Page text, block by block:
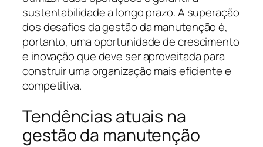
sustentabilidade a longo prazo. A superação
dos desafios da gestão da manutenção é,
portanto, uma oportunidade de crescimento
e inovação que deve ser aproveitada para
construir uma organização mais eficiente e
competitiva.
Tendências atuais na
gestão da manutenção